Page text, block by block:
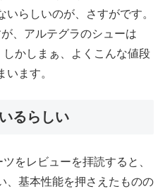
らしいのが、さすがです。
、アルテグラのシューは
かしまぁ、よくこんな値段
ます。
るらしい
をレビューを拝読すると、
、基本性能を押さえたものの